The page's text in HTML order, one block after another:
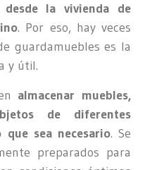
desde la vivienda de
. Por eso, hay veces
guardamuebles es la
y útil.
almacenar muebles,
de diferentes
sea necesario. Se
preparados para